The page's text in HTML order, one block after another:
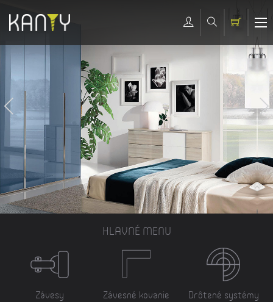
HLAVNÉ MENU
Závesy Závesné kovanie Drôtené systémy